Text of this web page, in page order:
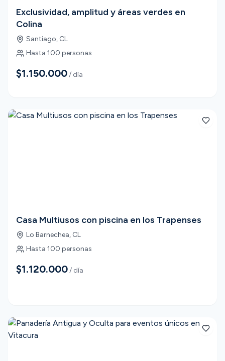
Exclusividad, amplitud y áreas verdes en
Colina
Santiago, CL
Hasta 100 personas
$1.150.000/ día
Casa Multiusos con piscina en los Trapenses
Lo Barnechea, CL
Hasta 100 personas
$1.120.000/ día